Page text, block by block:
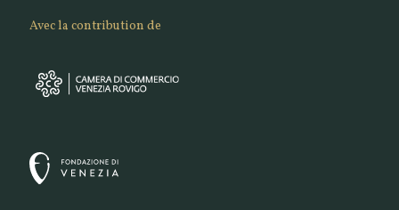
Avec la contribution de